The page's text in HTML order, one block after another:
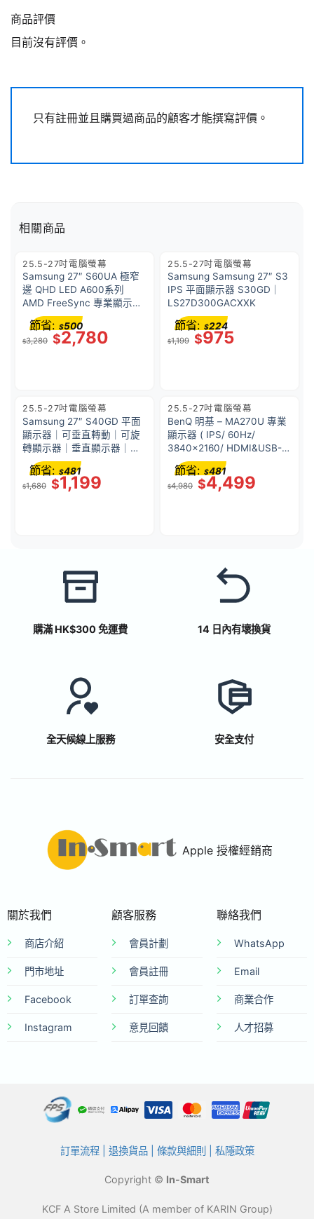
商品評價
目前沒有評價。
只有註冊並且購買過商品的顧客才能撰寫評價。
相關商品
25.5-27吋電腦螢幕
Samsung 27″ S60UA 極窄
邊 QHD LED A600系列
AMD FreeSync 專業顯示屏
｜支援充電 USB-C PD 90W
｜升降人工學支架｜可直立
多角度旋轉｜
$3,280 $2,780
節省: $500
25.5-27吋電腦螢幕
Samsung Samsung 27″ S3
IPS 平面顯示器 S30GD｜
LS27D300GACXXK
$1,199 $975
節省: $224
25.5-27吋電腦螢幕
Samsung 27″ S40GD 平面
顯示器｜可垂直轉動｜可旋
轉顯示器｜垂直顯示器｜直
立式螢幕｜可垂直90˚使用｜
LS27D400GACXXK
$1,680 $1,199
節省: $481
25.5-27吋電腦螢幕
BenQ 明基 – MA270U 專業
顯示器 ( IPS/ 60Hz/
3840×2160/ HDMI&USB-
C/ VESA100)｜適用於
MacBook Pro 和 MacBook
Air
$4,980 $4,499
節省: $481
購滿 HK$300 免運費 14 日內有壞換貨
全天候線上服務 安全支付
Apple 授權經銷商
關於我們
商店介紹
門市地址
Facebook
Instagram
顧客服務
會員計劃
會員註冊
訂單查詢
意見回饋
聯絡我們
WhatsApp
Email
商業合作
人才招募
訂單流程| 退換貨品| 條款與細則 私隱政策
Copyright © In-Smart
KCF A Store Limited (A member of KARIN Group)